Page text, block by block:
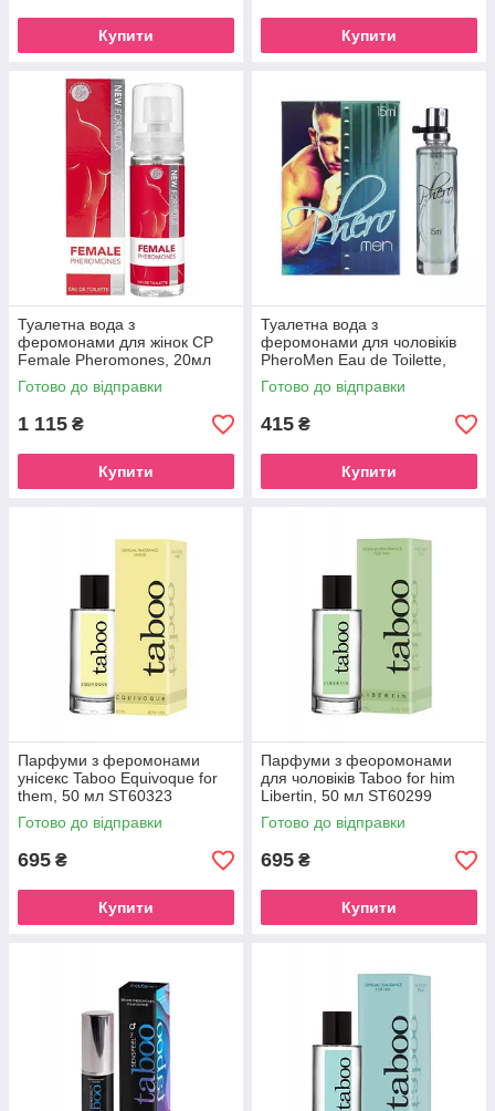
Купити Купити
Туалетна вода з
феромонами для жінок CP
Female Pheromones, 20мл
ST60502
Готово до відправки
1 115 ₴
Купити
Туалетна вода з
феромонами для чоловіків
PheroMen Eau de Toilette,
15мл ST58209
Готово до відправки
415 ₴
Купити
Парфуми з феромонами
унісекс Taboo Equivoque for
them, 50 мл ST60323
Готово до відправки
695 ₴
Купити
Парфуми з феоромонами
для чоловіків Taboo for him
Libertin, 50 мл ST60299
Готово до відправки
695 ₴
Купити